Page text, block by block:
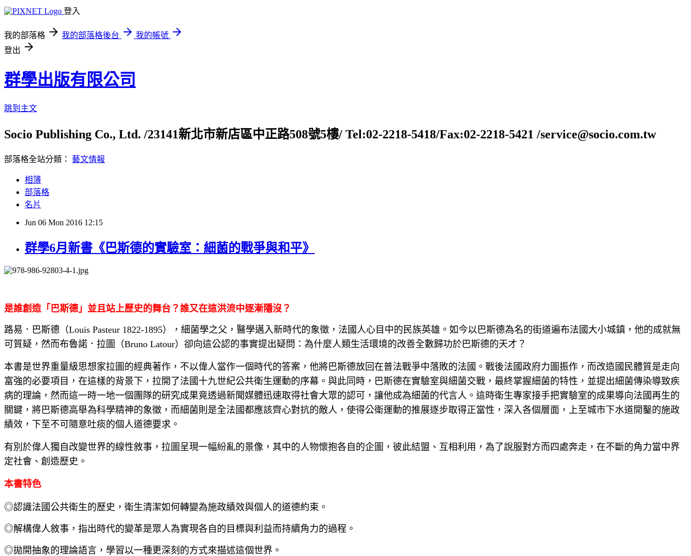
登入
我的部落格 我的部落格後台
我的帳號
登出
群學出版有限公司
跳到主文
Socio Publishing Co., Ltd. /23141新北市新店區中正路508號5樓/ Tel:02-2218-5418/Fax:02-2218-5421 /service@socio.com.tw
部落格全站分類： 藝文情報
相簿
部落格
名片
Jun 06 Mon 2016 12:15
群學6月新書《巴斯德的實驗室：細菌的戰爭與和平》
是誰創造「巴斯德」並且站上歷史的舞台？誰又在這洪流中逐漸隱沒？
路易．巴斯德（Louis Pasteur 1822-1895），細菌學之父，醫學邁入新時代的象徵，法國人心目中的民族英雄。如今以巴斯德為名的街道遍布法國大小城鎮，他的成就無
可質疑，然而布魯諾．拉圖（Bruno Latour）卻向這公認的事實提出疑問：為什麼人類生活環境的改善全數歸功於巴斯德的天才？
本書是世界重量級思想家拉圖的經典著作，不以偉人當作一個時代的答案，他將巴斯德放回在普法戰爭中落敗的法國。戰後法國政府力圖振作，而改造國民體質是走向
富強的必要項目，在這樣的背景下，拉開了法國十九世紀公共衛生運動的序幕。與此同時，巴斯德在實驗室與細菌交戰，最終掌握細菌的特性，並提出細菌傳染導致疾
病的理論，然而這一時一地一個團隊的研究成果竟透過新聞媒體迅速取得社會大眾的認可，讓他成為細菌的代言人。這時衛生專家接手把實驗室的成果導向法國再生的
關鍵，將巴斯德高舉為科學精神的象徵，而細菌則是全法國都應該齊心對抗的敵人，使得公衛運動的推展逐步取得正當性，深入各個層面，上至城市下水道開鑿的施政
績效，下至不可隨意吐痰的個人道德要求。
有別於偉人獨自改變世界的線性敘事，拉圖呈現一幅紛亂的景像，其中的人物懷抱各自的企圖，彼此結盟、互相利用，為了說服對方而四處奔走，在不斷的角力當中界
定社會、創造歷史。
本書特色
◎認識法國公共衛生的歷史，衛生清潔如何轉變為施政績效與個人的道德約束。
◎解構偉人敘事，指出時代的變革是眾人為實現各自的目標與利益而持續角力的過程。
◎拋開抽象的理論語言，學習以一種更深刻的方式來描述這個世界。